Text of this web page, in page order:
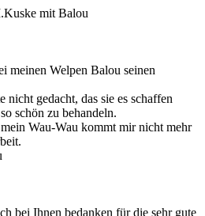
mit Balou
meinen Welpen Balou seinen
nicht gedacht, das sie es schaffen
schön zu behandeln.
Wau-Wau kommt mir nicht mehr
bei Ihnen bedanken für die sehr gute